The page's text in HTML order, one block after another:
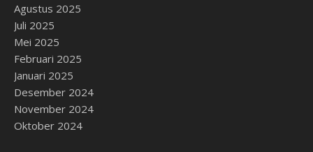
Agustus 2025
Juli 2025
Mei 2025
Februari 2025
Januari 2025
Desember 2024
November 2024
Oktober 2024